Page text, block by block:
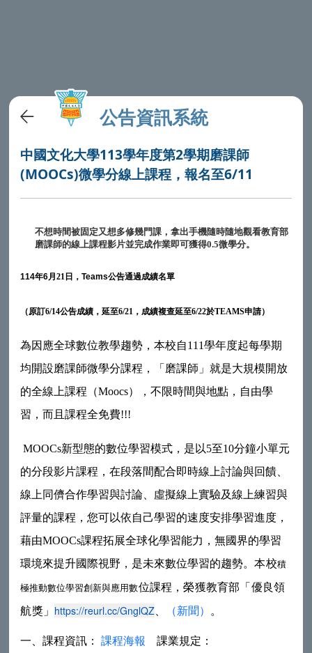
公告資訊系統
中國文化大學113學年度第2學期磨課師
(MOOCs)微學分線上課程，報名至6/11
不想時間被固定又想多修幾門課，拿出手機隨時隨地觀看教育部
磨課師的線上課程影片並完成作業即可獲得0.5微學分。
114年6月21 日，Teams公告通過成績名單
（原訂6/14公告成績，延至6/21，成績複查延至6/22於TEAMS申請）
為因應全球數位教學趨勢，本校自111學年度起每學期
均開設磨課師微學分課程，
「磨課師」就是大規模開放
的全線上課程（Moocs），不限時間與地點，自由學
習，而且課程全免費!!!
MOOCs新型態的數位學習模式，是以5至10分鐘小單元
的分段影片課程，在段落間配合即時線上討論與回饋、
線上同儕合作學習與討論、虛擬線上實驗及線上練習與
評量的課程，您可以依自己學習的速度安排學習進度，
藉由MOOCs課程拓展全球化學習能力，無國界的學習
環境來提升國際視野，是未來數位學習的趨勢。本校積
極推動數位學習創新與應用數位課程，榮獲教育部「優良領
航獎」 https://reurl.cc/GnglQZ （新聞） 。
一、課程資訊：課程海報 課業規定：